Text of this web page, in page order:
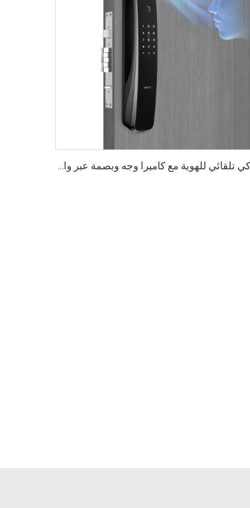
قفل ذكي تلقائي للهوية مع كاميرا وجه وبصمة عبر واي فاي Tuya Tenon A9 Pro